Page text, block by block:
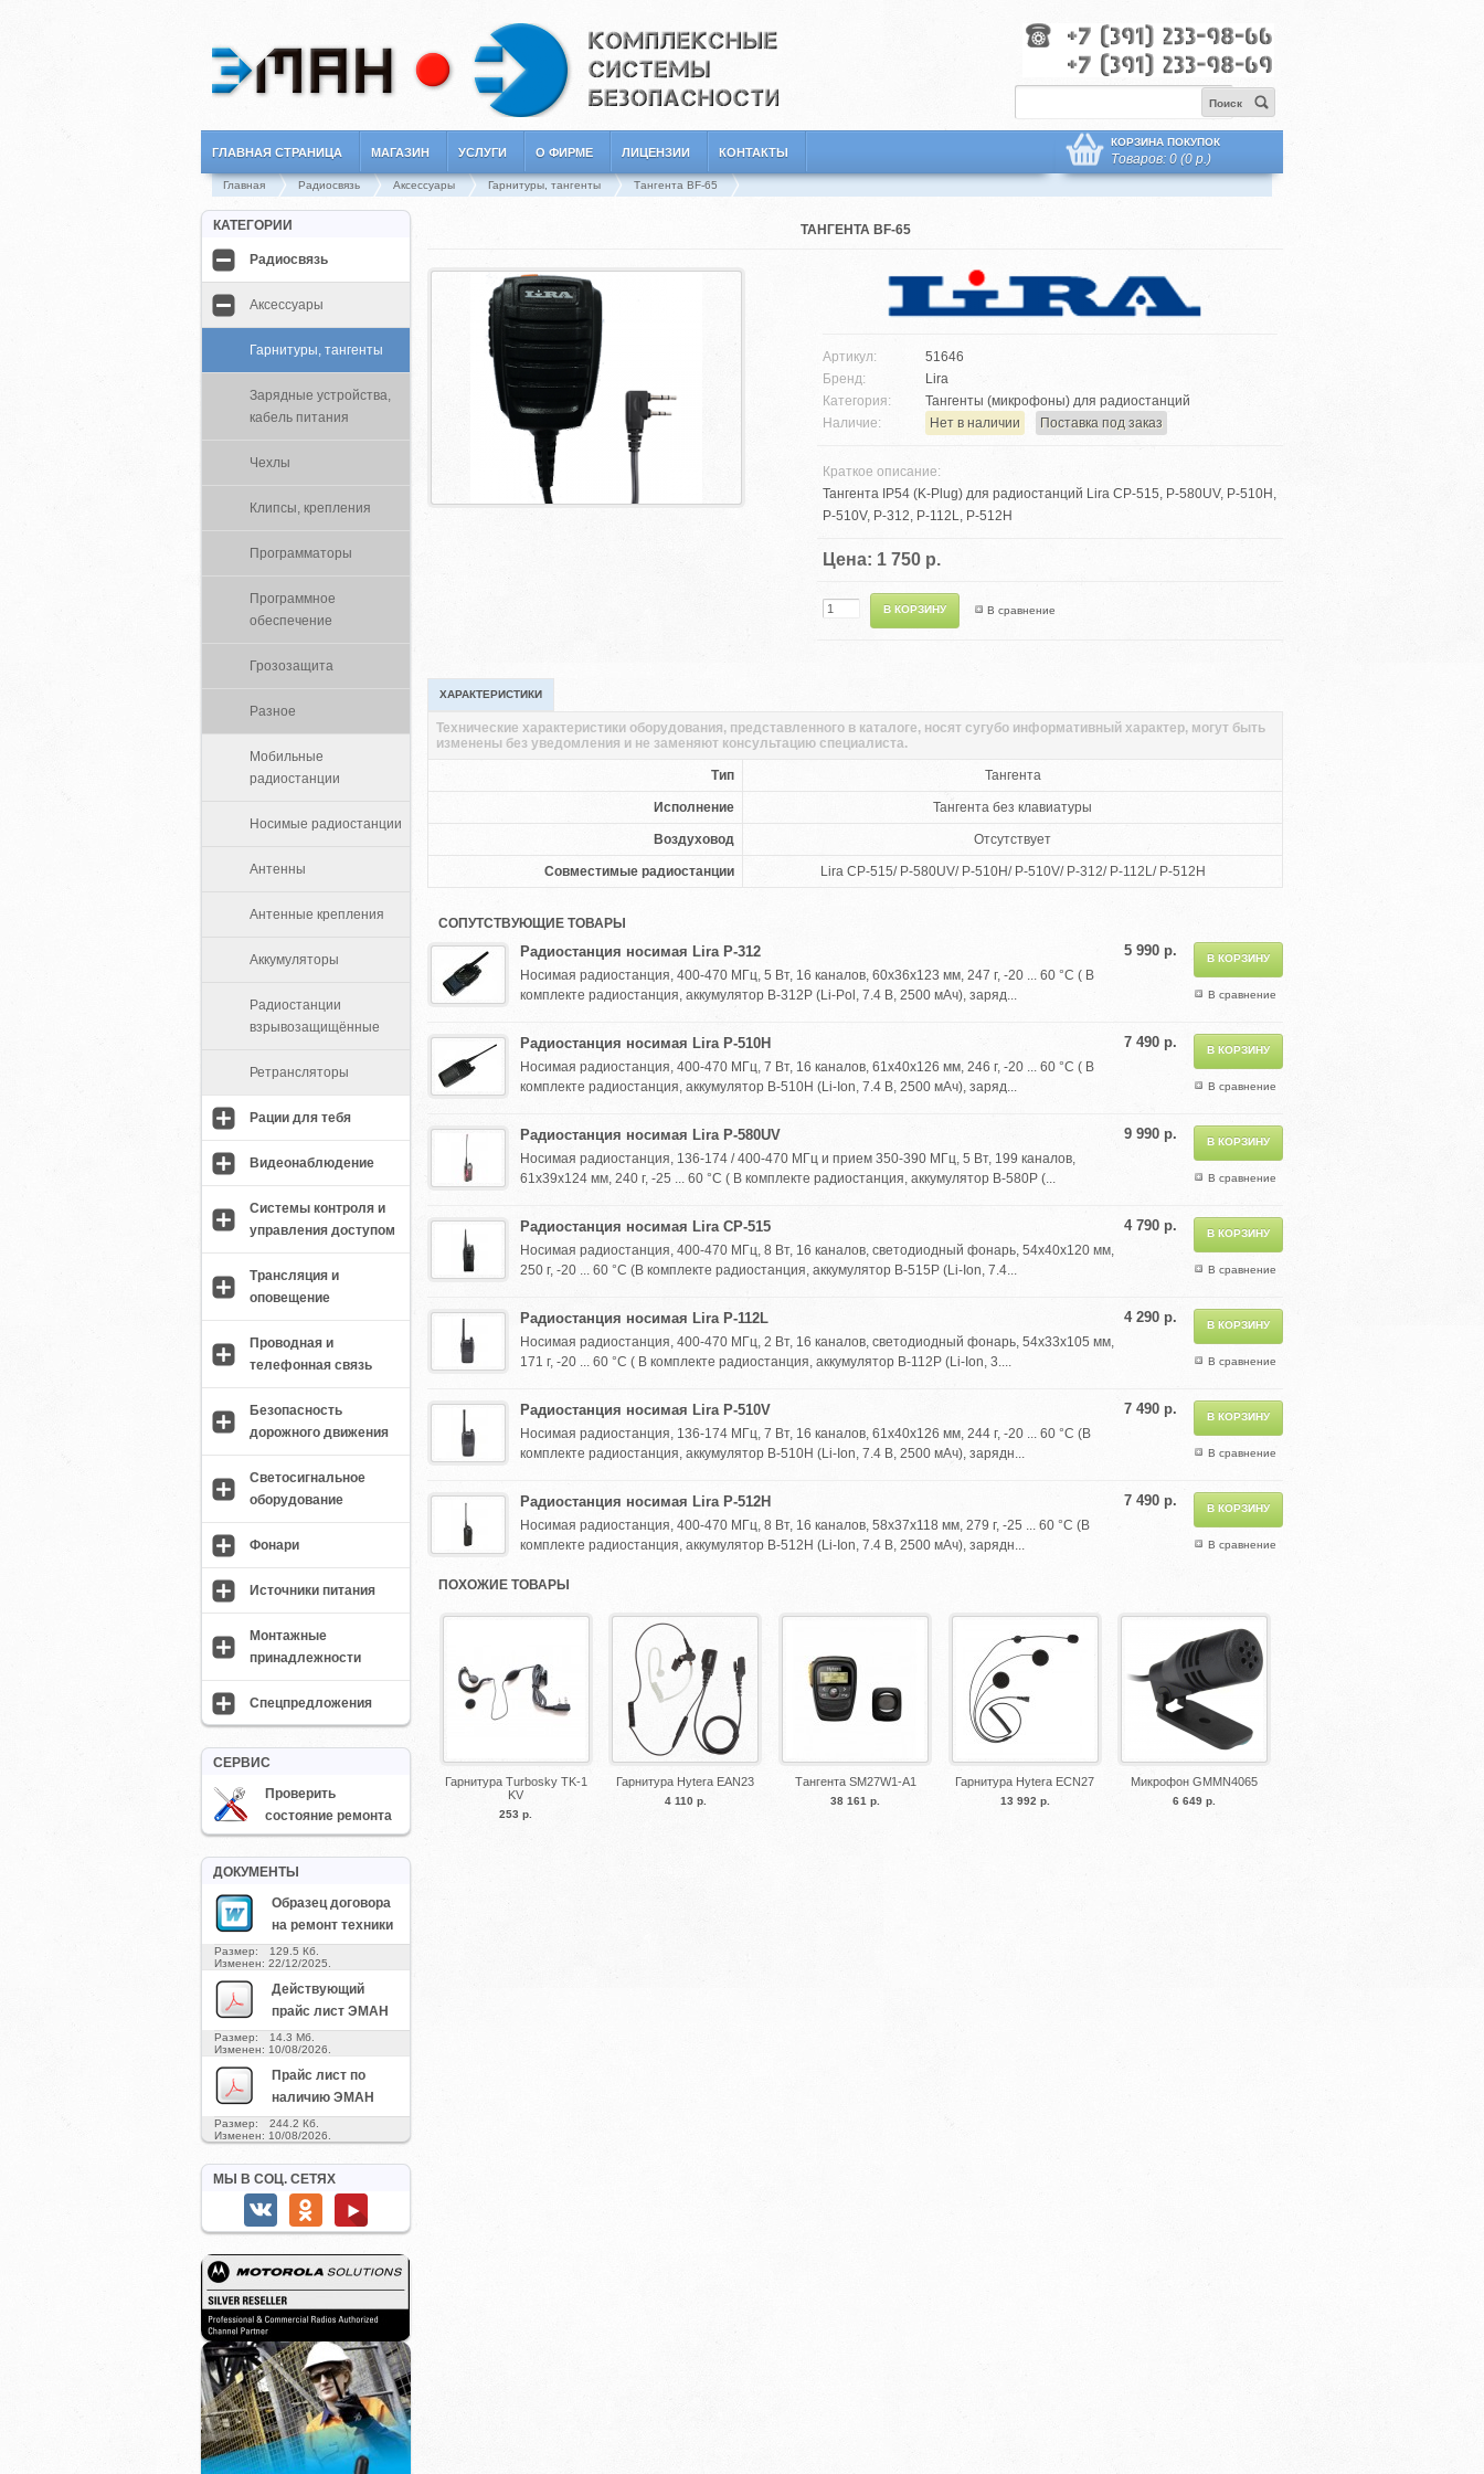
Поиск
ГЛАВНАЯ СТРАНИЦА МАГАЗИН УСЛУГИ О ФИРМЕ ЛИЦЕНЗИИ КОНТАКТЫ
КОРЗИНА ПОКУПОК
Товаров: 0 (0 р.)
Главная Радиосвязь Аксессуары Гарнитуры, тангенты Тангента BF-65
КАТЕГОРИИ
Радиосвязь
Аксессуары
Гарнитуры, тангенты
Зарядные устройства,
кабель питания
Чехлы
Клипсы, крепления
Программаторы
Программное
обеспечение
Грозозащита
Разное
Мобильные
радиостанции
Носимые радиостанции
Антенны
Антенные крепления
Аккумуляторы
Радиостанции
взрывозащищённые
Ретрансляторы
Рации для тебя
Видеонаблюдение
Системы контроля и
управления доступом
Трансляция и
оповещение
Проводная и
телефонная связь
Безопасность
дорожного движения
Светосигнальное
оборудование
Фонари
Источники питания
Монтажные
принадлежности
Спецпредложения
СЕРВИС
Проверить
состояние ремонта
ДОКУМЕНТЫ
Образец договора
на ремонт техники
Размер: 129.5 Кб.
Изменен: 22/12/2025.
Действующий
прайс лист ЭМАН
Размер: 14.3 Мб.
Изменен: 10/08/2026.
Прайс лист по
наличию ЭМАН
Размер: 244.2 Кб.
Изменен: 10/08/2026.
МЫ В СОЦ. СЕТЯХ
ТАНГЕНТА BF-65
Артикул:
51646
Бренд:
Lira
Категория:
Тангенты (микрофоны) для радиостанций
Наличие:
Нет в наличии Поставка под заказ
Краткое описание:
Тангента IP54 (K-Plug) для радиостанций Lira CP-515, P-580UV, P-510H,
P-510V, P-312, P-112L, P-512H
Цена: 1 750 р.
В сравнение
ХАРАКТЕРИСТИКИ
Тип Тангента
Исполнение Тангента без клавиатуры
Воздуховод Отсутствует
Совместимые радиостанции Lira CP-515/ P-580UV/ P-510H/ P-510V/ P-312/ P-112L/ P-512H
Технические характеристики оборудования, представленного в каталоге, носят сугубо информативный характер, могут быть
изменены без уведомления и не заменяют консультацию специалиста.
СОПУТСТВУЮЩИЕ ТОВАРЫ
В сравнение
5 990 р.
Радиостанция носимая Lira P-312
Носимая радиостанция, 400-470 МГц, 5 Вт, 16 каналов, 60х36х123 мм, 247 г, -20 ... 60 °C ( В
комплекте радиостанция, аккумулятор B-312P (Li-Pol, 7.4 В, 2500 мАч), заряд...
В сравнение
7 490 р.
Радиостанция носимая Lira P-510H
Носимая радиостанция, 400-470 МГц, 7 Вт, 16 каналов, 61х40х126 мм, 246 г, -20 ... 60 °C ( В
комплекте радиостанция, аккумулятор B-510H (Li-Ion, 7.4 В, 2500 мАч), заряд...
В сравнение
9 990 р.
Радиостанция носимая Lira P-580UV
Носимая радиостанция, 136-174 / 400-470 МГц и прием 350-390 МГц, 5 Вт, 199 каналов,
61х39х124 мм, 240 г, -25 ... 60 °C ( В комплекте радиостанция, аккумулятор B-580P (...
В сравнение
4 790 р.
Радиостанция носимая Lira CP-515
Носимая радиостанция, 400-470 МГц, 8 Вт, 16 каналов, светодиодный фонарь, 54х40х120 мм,
250 г, -20 ... 60 °C (В комплекте радиостанция, аккумулятор B-515P (Li-Ion, 7.4...
В сравнение
4 290 р.
Радиостанция носимая Lira P-112L
Носимая радиостанция, 400-470 МГц, 2 Вт, 16 каналов, светодиодный фонарь, 54х33х105 мм,
171 г, -20 ... 60 °C ( В комплекте радиостанция, аккумулятор B-112P (Li-Ion, 3....
В сравнение
7 490 р.
Радиостанция носимая Lira P-510V
Носимая радиостанция, 136-174 МГц, 7 Вт, 16 каналов, 61х40х126 мм, 244 г, -20 ... 60 °C (В
комплекте радиостанция, аккумулятор B-510H (Li-Ion, 7.4 В, 2500 мАч), зарядн...
В сравнение
7 490 р.
Радиостанция носимая Lira P-512H
Носимая радиостанция, 400-470 МГц, 8 Вт, 16 каналов, 58х37х118 мм, 279 г, -25 ... 60 °C (В
комплекте радиостанция, аккумулятор B-512H (Li-Ion, 7.4 В, 2500 мАч), зарядн...
ПОХОЖИЕ ТОВАРЫ
Гарнитура Turbosky TK-1
KV
253 р.
Гарнитура Hytera EAN23
4 110 р.
Тангента SM27W1-A1
38 161 р.
Гарнитура Hytera ECN27
13 992 р.
Микрофон GMMN4065
6 649 р.